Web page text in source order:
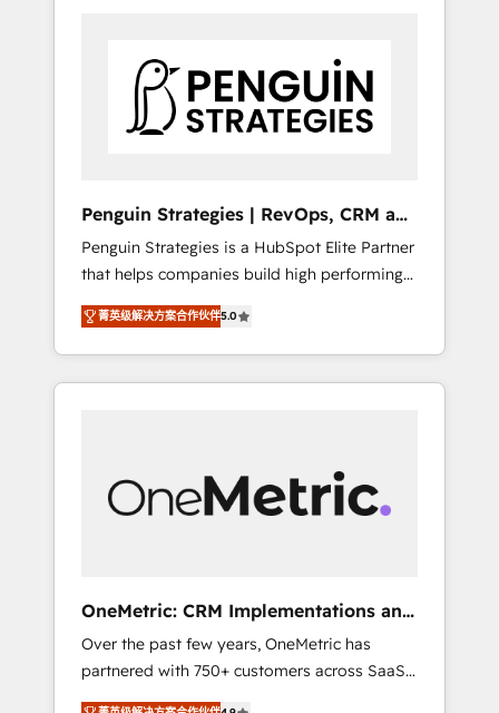
extensibility, custom development, and
ongoing RevOps support.
leurs données. C'est le paradoxe français :
conscience totale, action nulle. La solution
s'appelle l'Entreprise Augmentée. Ce n'est pas
Pas pour remplacer l'humain, mais pour
l'augmenter. Chez Ideagency, nous
accompagnons cette transformation. D'abord
les fondations : des données unifiées, des
processus alignés. Ensuite l'augmentation :
l'IA là où elle crée de la valeur. Et surtout :
l'humain qui reste au centre. Parce que la
Penguin Strategies | RevOps, CRM and
AI
Penguin Strategies is a HubSpot Elite Partner
that helps companies build high performing
revenue operations across complex sales
cycles, multi system environments and global
SaaS or manufacturing teams. Trusted by
leading enterprises and fast growing scale
architecture 🔗 CRM migrations & End to end
integrations 🤖 AI workflows & enrichment 📘
rely on for scalable revenue insights.
菁英级解决方案合作伙伴5.0
OneMetric: CRM Implementations and
GTM engineering
Over the past few years, OneMetric has
partnered with 750+ customers across SaaS,
fintech, healthcare, real estate, and other